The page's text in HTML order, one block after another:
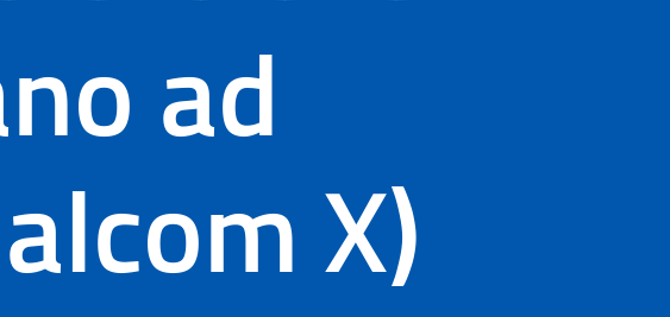
ad
X)